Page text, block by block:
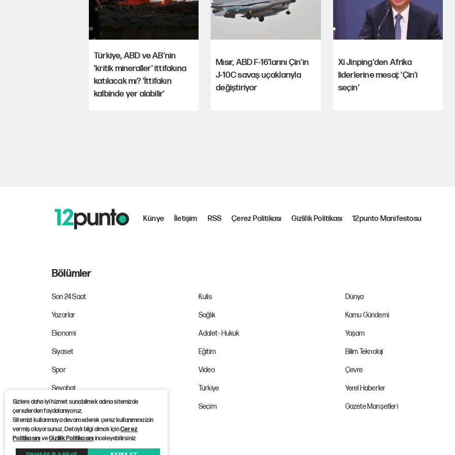
Türkiye, ABD ve AB'nin
'kritik mineraller' ittifakına
katılacak mı? 'İttifakın
kalbinde yer alabilir'
Mısır, ABD F-16'larını Çin'in
J-10C savaş uçaklarıyla
değiştiriyor
Xi Jinping'den Afrika
liderlerine mesaj: 'Çin'i
seçin'
Sizlere daha iyi hizmet sunabilmek adına sitemizde
çerezlerden faydalanıyoruz.
Sitemizi kullanmaya devam ederek çerez kullanımına izin
vermiş oluyorsunuz. Detaylı bilgi almak içinÇerez
PolitikasınıveGizlilik Politikasınıinceleyebilirsiniz
Künye İletişim RSS Çerez Politikası Gizlilik Politikası 12punto Manifestosu
Bölümler
Son 24 Saat Kulis Dünya
Yazarlar Sağlık Kamu Gündemi
Ekonomi Adalet - Hukuk Yaşam
Siyaset Eğitim Bilim Teknoloji
Spor Video Çevre
Seyahat Türkiye Yerel Haberler
İş Dünyası Seçim Gazete Manşetleri
©Copyright 2026 12punto